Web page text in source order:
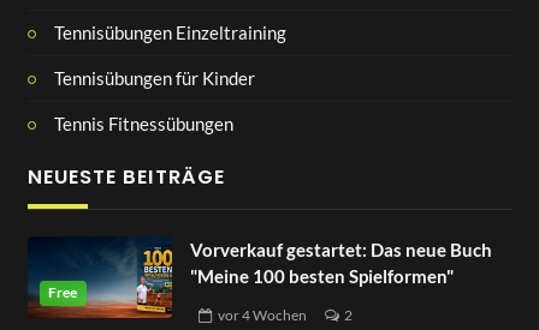
Tennisübungen Einzeltraining
Tennisübungen für Kinder
Tennis Fitnessübungen
NEUESTE BEITRÄGE
Vorverkauf gestartet: Das neue Buch
"Meine 100 besten Spielformen"
vor4 Wochen 2